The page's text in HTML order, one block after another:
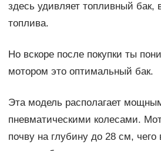
здесь удивляет топливный
топлива.
Но вскоре после покупки ты
мотором это оптимальный бак.
Эта модель располагает
пневматическими колесами.
почву на глубину до 28 см,